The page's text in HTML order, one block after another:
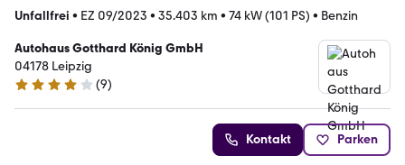
Unfallfrei • EZ 09/2023 • 35.403 km • 74 kW (101 PS) • Benzin
Autohaus Gotthard König GmbH
04178 Leipzig
4 Sterne
(9)
Kontakt Parken